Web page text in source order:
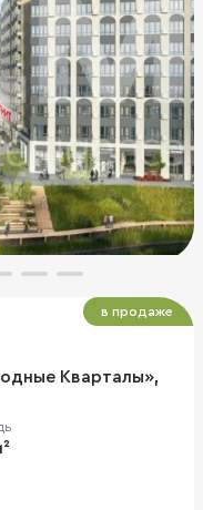
Кварталы»,
в продаже